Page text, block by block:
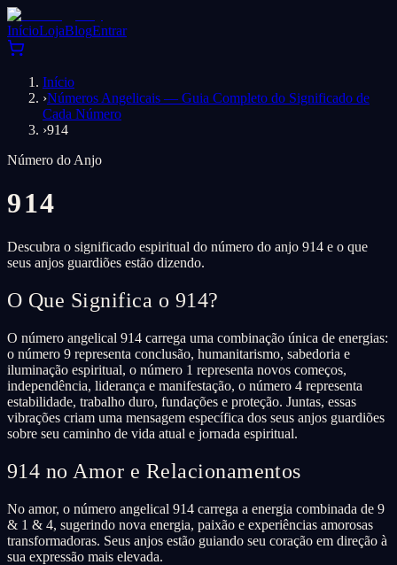
InícioLojaBlogEntrar
Início
›Números Angelicais — Guia Completo do Significado de
Cada Número
›914
Número do Anjo
914
Descubra o significado espiritual do número do anjo 914 e o que
seus anjos guardiões estão dizendo.
O Que Significa o 914?
O número angelical 914 carrega uma combinação única de energias:
o número 9 representa conclusão, humanitarismo, sabedoria e
iluminação espiritual, o número 1 representa novos começos,
independência, liderança e manifestação, o número 4 representa
estabilidade, trabalho duro, fundações e proteção. Juntas, essas
vibrações criam uma mensagem específica dos seus anjos guardiões
sobre seu caminho de vida atual e jornada espiritual.
914 no Amor e Relacionamentos
No amor, o número angelical 914 carrega a energia combinada de 9
& 1 & 4, sugerindo nova energia, paixão e experiências amorosas
transformadoras. Seus anjos estão guiando seu coração em direção à
sua expressão mais elevada.